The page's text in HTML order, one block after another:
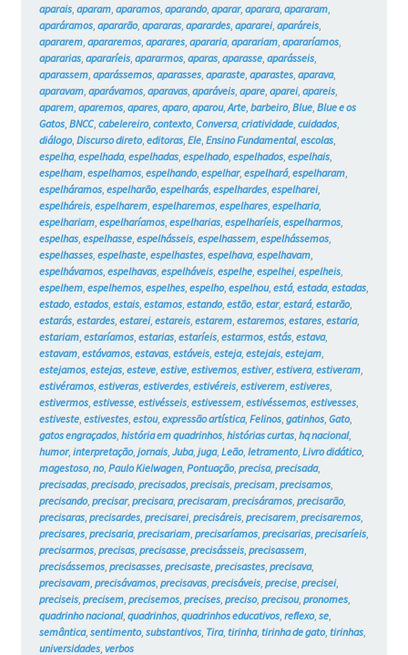
aparais, aparam, aparamos, aparando, aparar, aparara, apararam,
aparáramos, apararão, apararas, aparardes, apararei, aparáreis,
apararem, apararemos, aparares, apararia, aparariam, apararíamos,
apararias, apararíeis, apararmos, aparas, aparasse, aparásseis,
aparassem, aparássemos, aparasses, aparaste, aparastes, aparava,
aparavam, aparávamos, aparavas, aparáveis, apare, aparei, apareis,
aparem, aparemos, apares, aparo, aparou, Arte, barbeiro, Blue, Blue e os
Gatos, BNCC, cabelereiro, contexto, Conversa, criatividade, cuidados,
diálogo, Discurso direto, editoras, Ele, Ensino Fundamental, escolas,
espelha, espelhada, espelhadas, espelhado, espelhados, espelhais,
espelham, espelhamos, espelhando, espelhar, espelhará, espelharam,
espelháramos, espelharão, espelharás, espelhardes, espelharei,
espelháreis, espelharem, espelharemos, espelhares, espelharia,
espelhariam, espelharíamos, espelharias, espelharíeis, espelharmos,
espelhas, espelhasse, espelhásseis, espelhassem, espelhássemos,
espelhasses, espelhaste, espelhastes, espelhava, espelhavam,
espelhávamos, espelhavas, espelháveis, espelhe, espelhei, espelheis,
espelhem, espelhemos, espelhes, espelho, espelhou, está, estada, estadas,
estado, estados, estais, estamos, estando, estão, estar, estará, estarão,
estarás, estardes, estarei, estareis, estarem, estaremos, estares, estaria,
estariam, estaríamos, estarias, estaríeis, estarmos, estás, estava,
estavam, estávamos, estavas, estáveis, esteja, estejais, estejam,
estejamos, estejas, esteve, estive, estivemos, estiver, estivera, estiveram,
estivéramos, estiveras, estiverdes, estivéreis, estiverem, estiveres,
estivermos, estivesse, estivésseis, estivessem, estivéssemos, estivesses,
estiveste, estivestes, estou, expressão artística, Felinos, gatinhos, Gato,
gatos engraçados, história em quadrinhos, histórias curtas, hq nacional,
humor, interpretação, jornais, Juba, juga, Leão, letramento, Livro didático,
magestoso, no, Paulo Kielwagen, Pontuação, precisa, precisada,
precisadas, precisado, precisados, precisais, precisam, precisamos,
precisando, precisar, precisara, precisaram, precisáramos, precisarão,
precisaras, precisardes, precisarei, precisáreis, precisarem, precisaremos,
precisares, precisaria, precisariam, precisaríamos, precisarias, precisaríeis,
precisarmos, precisas, precisasse, precisásseis, precisassem,
precisássemos, precisasses, precisaste, precisastes, precisava,
precisavam, precisávamos, precisavas, precisáveis, precise, precisei,
preciseis, precisem, precisemos, precises, preciso, precisou, pronomes,
quadrinho nacional, quadrinhos, quadrinhos educativos, reflexo, se,
semântica, sentimento, substantivos, Tira, tirinha, tirinha de gato, tirinhas,
universidades, verbos